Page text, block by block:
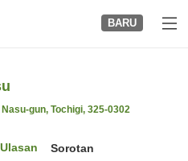
BARU
gun, Tochigi, 325-0302
Ulasan Sorotan